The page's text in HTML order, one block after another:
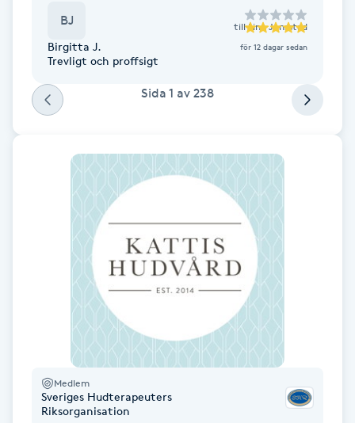
Hudföryngring
Huduppstramning
Hyaluronsyra
Hypnos
BJ till Linn Jensstad
Birgitta J. för 12 dagar sedan
Trevligt och proffsigt
Sida 1 av 238
Medlem
Sveriges Hudterapeuters
Riksorganisation